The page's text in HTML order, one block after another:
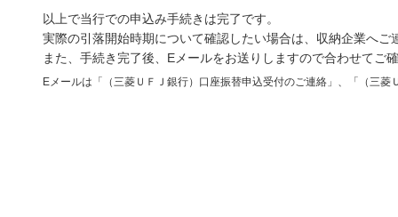
以上で当行での申込み手続きは完了です。
実際の引落開始時期について確認したい場合は、収納企業へご
また、手続き完了後、Eメールをお送りしますので合わせてご
Eメールは「（三菱ＵＦＪ銀行）口座振替申込受付のご連絡」、「（三